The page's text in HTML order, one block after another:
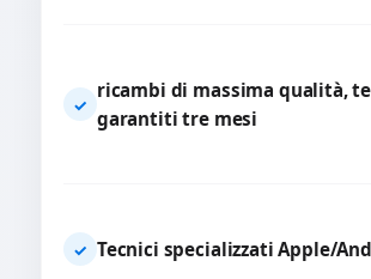
✓
ricambi di massima qualità,
garantiti tre mesi
✓ Tecnici specializzati Apple/